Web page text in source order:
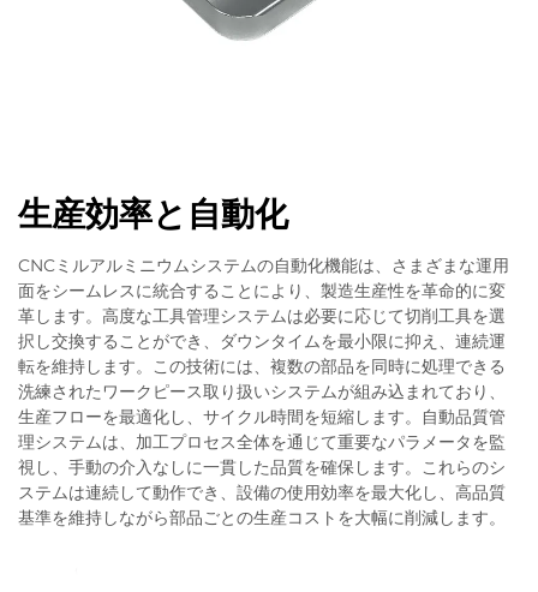
生産効率と自動化
CNCミルアルミニウムシステムの自動化機能は、さまざまな運用
面をシームレスに統合することにより、製造生産性を革命的に変
革します。高度な工具管理システムは必要に応じて切削工具を選
択し交換することができ、ダウンタイムを最小限に抑え、連続運
転を維持します。この技術には、複数の部品を同時に処理できる
洗練されたワークピース取り扱いシステムが組み込まれており、
生産フローを最適化し、サイクル時間を短縮します。自動品質管
理システムは、加工プロセス全体を通じて重要なパラメータを監
視し、手動の介入なしに一貫した品質を確保します。これらのシ
ステムは連続して動作でき、設備の使用効率を最大化し、高品質
基準を維持しながら部品ごとの生産コストを大幅に削減します。